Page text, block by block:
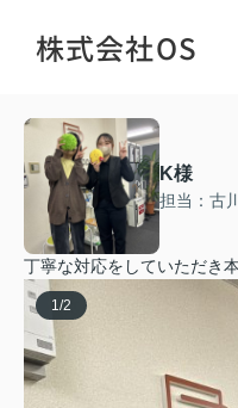
株式会社OS
K様
担当：
丁寧な対応をしていただき
1/2